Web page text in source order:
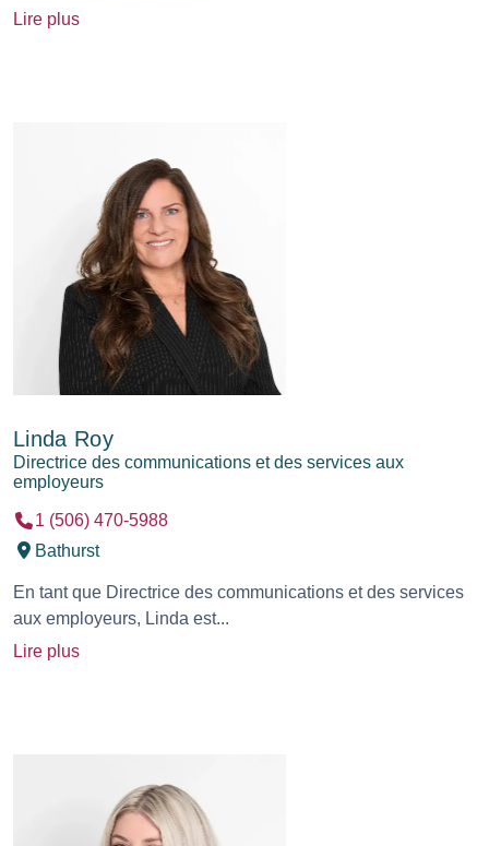
Lire plus
Linda Roy
Directrice des communications et des services aux
employeurs
1 (506) 470-5988
Bathurst
En tant que Directrice des communications et des services
aux employeurs, Linda est...
Lire plus